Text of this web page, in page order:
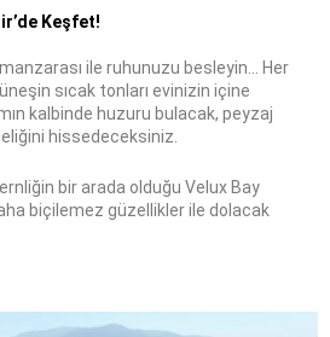
Keşfet!
ile ruhunuzu besleyin… Her
sıcak tonları evinizin içine
kalbinde huzuru bulacak, peyzaj
hissedeceksiniz.
bir arada olduğu Velux Bay
biçilemez güzellikler ile dolacak